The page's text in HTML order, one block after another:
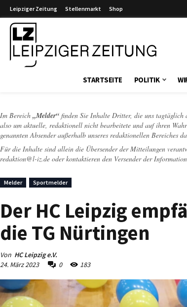
Leipziger Zeitung Stellenmarkt Shop
STARTSEITE POLITIK
Im Bereich „Melder“ finden Sie Inhalte Dritter, die uns tagtäglich
also um aktuelle, redaktionell nicht bearbeitete und auf ihren
genannten Absender außerhalb unseres redaktionellen Bereiches
Für die Inhalte sind allein die Übersender der Mitteilungen
redaktion@l-iz.de oder kontaktieren den Versender der
Melder Sportmelder
Der HC Leipzig
die TG Nürtingen
Von HC Leipzig e.V.
24. März 2023
0 183